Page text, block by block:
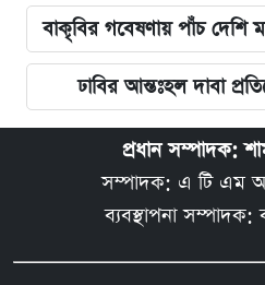
বাকৃবির গবেষণায় পাঁচ দেশি
ঢাবির আন্তঃহল দাবা
প্রধান সম্পাদক:
সম্পাদক: এ টি এম
ব্যবস্থাপনা সম্পাদক: